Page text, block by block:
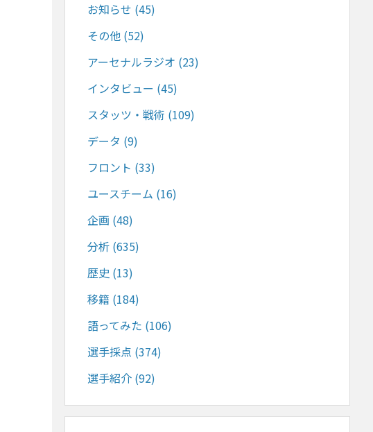
お知らせ (45)
その他 (52)
アーセナルラジオ (23)
インタビュー (45)
スタッツ・戦術 (109)
データ (9)
フロント (33)
ユースチーム (16)
企画 (48)
分析 (635)
歴史 (13)
移籍 (184)
語ってみた (106)
選手採点 (374)
選手紹介 (92)